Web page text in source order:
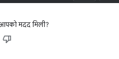
मदद मिली?